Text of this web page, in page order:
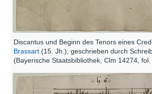
Discantus und Beginn des Tenors eines
Brassart (15. Jh.), geschrieben durch
(Bayerische Staatsbibliothek, Clm 14274, fol.